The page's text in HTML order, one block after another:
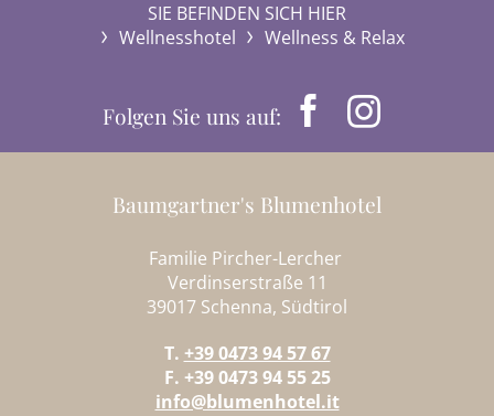
SIE BEFINDEN SICH HIER
Wellnesshotel
Wellness & Relax
Folgen Sie uns auf:
Baumgartner's Blumenhotel
Familie Pircher-Lercher
Verdinserstraße 11
39017 Schenna, Südtirol
T. +39 0473 94 57 67
F. +39 0473 94 55 25
info@blumenhotel.it